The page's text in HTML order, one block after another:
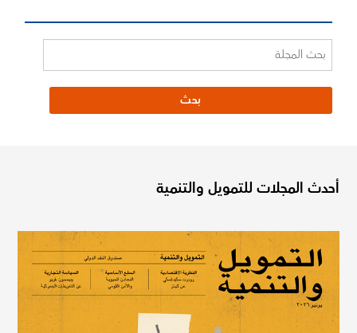
أحدث المجلات للتمويل والتنمية